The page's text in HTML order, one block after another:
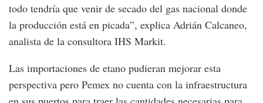
todo tendría que venir de secado del gas nacional donde
la producción está en picada”, explica Adrián Calcaneo,
analista de la consultora IHS Markit.
Las importaciones de etano pudieran mejorar esta
perspectiva pero Pemex no cuenta con la infraestructura